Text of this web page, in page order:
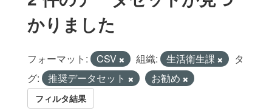
かりました
フォーマット: CSV 組織: 生活衛生課
タ
グ:
推奨データセット お勧め
フィルタ結果